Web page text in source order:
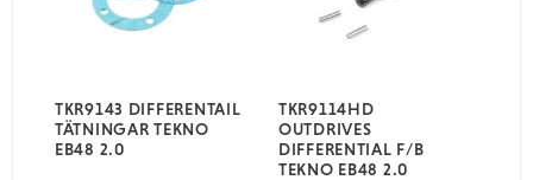
TKR9143 DIFFERENTAIL
TÄTNINGAR TEKNO
EB48 2.0
TKR9114HD
OUTDRIVES
DIFFERENTIAL F/B
TEKNO EB48 2.0